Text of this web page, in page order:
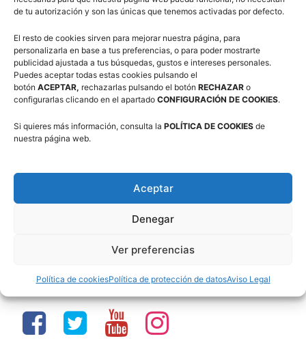
de tu autorización y son las únicas que tenemos activadas por defecto.
El resto de cookies sirven para mejorar nuestra página, para
personalizarla en base a tus preferencias, o para poder mostrarte
publicidad ajustada a tus búsquedas, gustos e intereses personales.
Puedes aceptar todas estas cookies pulsando el
botón ACEPTAR, rechazarlas pulsando el botón RECHAZAR o
configurarlas clicando en el apartado CONFIGURACIÓN DE COOKIES.
Si quieres más información, consulta la POLÍTICA DE COOKIES de
nuestra página web.
Aceptar
Denegar
Ver preferencias
Política de cookiesPolítica de protección de datosAviso Legal
3×3 Villanúa 2026
Comité de Árbitros (CAAB)
Síguenos en Redes Sociales